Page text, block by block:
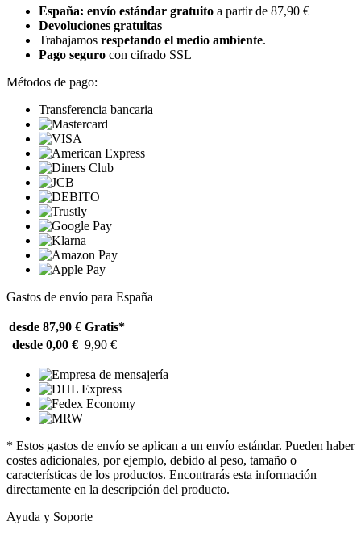
España: envío estándar gratuito a partir de 87,90 €
Devoluciones gratuitas
Trabajamos respetando el medio ambiente.
Pago seguro con cifrado SSL
Métodos de pago:
Transferencia bancaria
Gastos de envío para España
desde 87,90 € Gratis*
desde 0,00 € 9,90 €
* Estos gastos de envío se aplican a un envío estándar. Pueden haber
costes adicionales, por ejemplo, debido al peso, tamaño o
características de los productos. Encontrarás esta información
directamente en la descripción del producto.
Ayuda y Soporte